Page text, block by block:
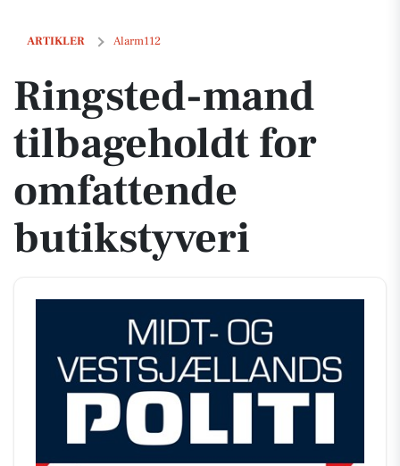
ARTIKLER Alarm112
Ringsted-mand tilbageholdt for omfattende butikstyveri
Ringsted-mand
tilbageholdt for
omfattende
butikstyveri